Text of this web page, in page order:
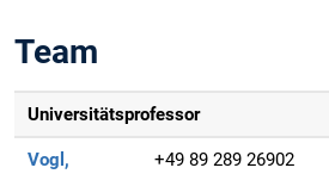
Team
Universitätsprofessor
Vogl,
+49 89 289 26902